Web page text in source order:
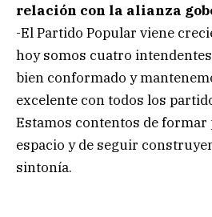
relación con la alianza
-El Partido Popular viene
hoy somos cuatro
bien conformado y
excelente con todos los
Estamos contentos de formar
espacio y de seguir
sintonía.